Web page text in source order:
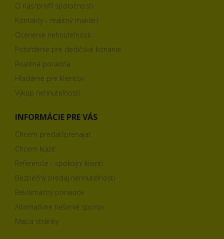
O nás/profil spoločnosti
Kontakty - realitný makléri
Ocenenie nehnuteľnosti
Potvrdenie pre dedičské konanie
Realitná poradňa
Hľadáme pre klientov
Výkup nehnuteľností
INFORMÁCIE PRE VÁS
Chcem predať/prenajať
Chcem kúpiť
Referencie - spokojní klienti
Bezpečný predaj nehnuteľnosti
Reklamačný poriadok
Alternatívne riešenie sporov
Mapa stránky